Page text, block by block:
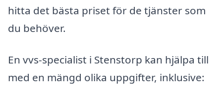
hitta det bästa priset för de tjänster som
du behöver.
En vvs-specialist i Stenstorp kan hjälpa till
med en mängd olika uppgifter, inklusive: